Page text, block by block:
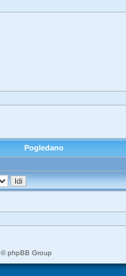
Pogledano
© phpBB Group